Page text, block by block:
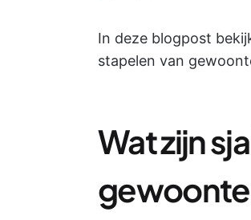
In deze blogpost
stapelen van
Wat zijn